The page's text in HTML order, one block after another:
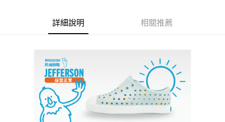
由本公司與您本人進行分期帳單所需資料之確認、核對及更正。
3.完整用戶服務條款，請詳閱以下連結：
是否繳費成功／繳費後需取消欲退款等相關疑問，請聯繫「AFTEE先享後付
客戶支援中心」 https://netprotections.freshdesk.com/support/home
易，需依本服務之必要範圍內提供個人資料，並將交易相關給付款項請求債
權轉讓予恩沛科技股份有限公司。
２．關於個人資料處理事宜，請瀏覽以下網址：
https://aftee.tw/terms/#terms3
３．未成年的使用者請事先徵得法定代理人或監護人之同意方可使用
「AFTEE先享後付」，若未經同意申辦者引起之損失，本公司不負相關責
請自備購物袋，若需購買紙袋可現場詢問
詳細說明 相關推薦